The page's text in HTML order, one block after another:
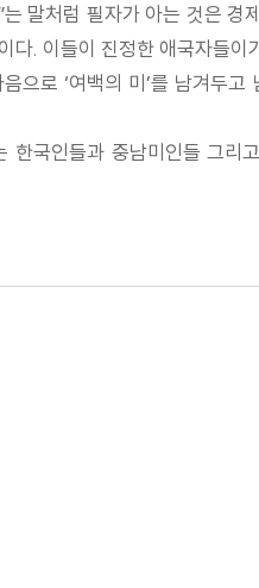
말처럼 필자가 아는 것은 경
다. 이들이 진정한 애국자들이
로 ‘여백의 미’를 남겨두고
국인들과 중남미인들 그리